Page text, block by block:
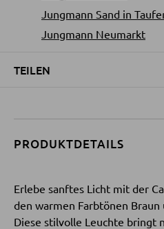
SESSEL
Ohrensessel
Fernsehsessel
HOCKER
Sitzhocker
Rutschfahrzeuge
Babysicherheit
Jungmann Sand in
Jungmann Neumarkt
TEILEN
PRODUKTDETAILS
Erlebe sanftes Licht mit der
den warmen Farbtönen Braun
Diese stilvolle Leuchte bringt